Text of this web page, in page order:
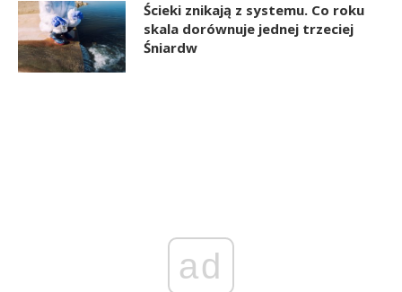
Ścieki znikają z systemu. Co roku
skala dorównuje jednej trzeciej
Śniardw
ad